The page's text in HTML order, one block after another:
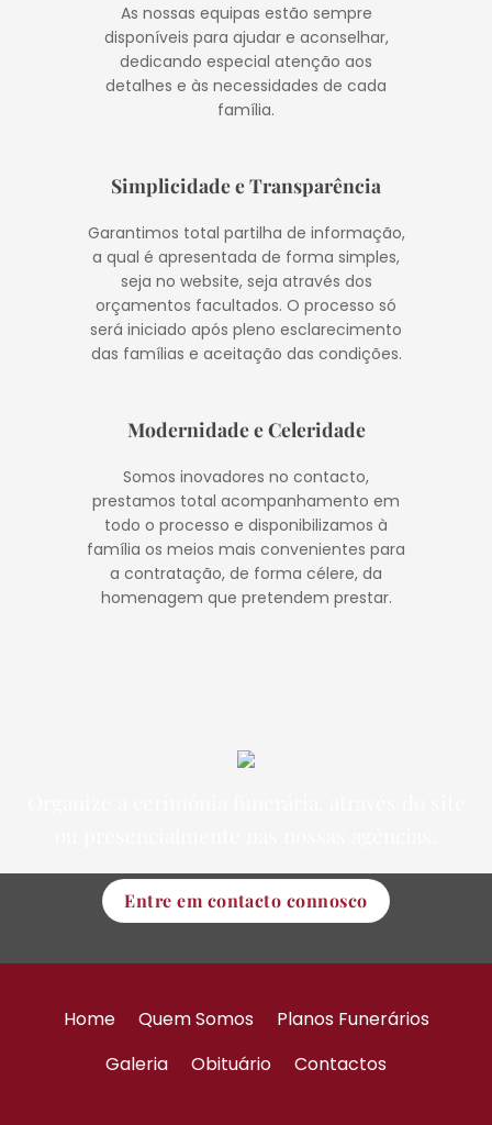
As nossas equipas estão sempre
disponíveis para ajudar e aconselhar,
dedicando especial atenção aos
detalhes e às necessidades de cada
família.
Simplicidade e Transparência
Garantimos total partilha de informação,
a qual é apresentada de forma simples,
seja no website, seja através dos
orçamentos facultados. O processo só
será iniciado após pleno esclarecimento
das famílias e aceitação das condições.
Modernidade e Celeridade
Somos inovadores no contacto,
prestamos total acompanhamento em
todo o processo e disponibilizamos à
família os meios mais convenientes para
a contratação, de forma célere, da
homenagem que pretendem prestar.
Entre em contacto connosco
Home Quem Somos
Planos Funerários
Galeria
Obituário Contactos